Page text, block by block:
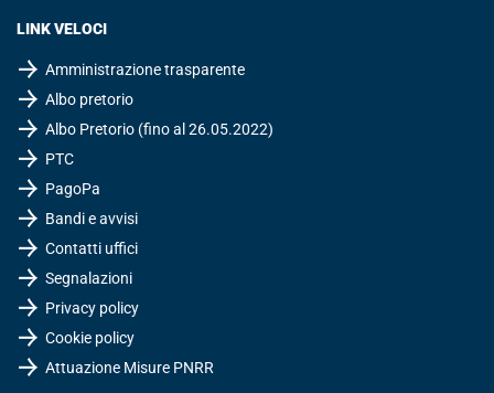
LINK VELOCI
Amministrazione trasparente
Albo pretorio
Albo Pretorio (fino al 26.05.2022)
PTC
PagoPa
Bandi e avvisi
Contatti uffici
Segnalazioni
Privacy policy
Cookie policy
Attuazione Misure PNRR